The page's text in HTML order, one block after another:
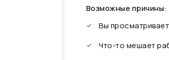
Возможные причины:
Вы
Что-то мешает